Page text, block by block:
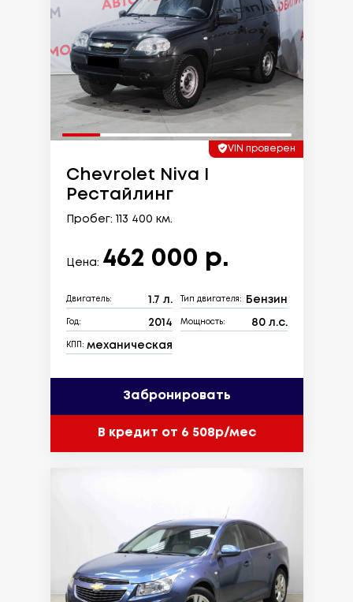
VIN проверен
Chevrolet Niva I
Рестайлинг
Пробег: 113 400 км.
Цена: 462 000 р.
Двигатель: 1.7 л. Тип двигателя: Бензин
Год: 2014 Мощность: 80 л.с.
КПП: механическая
Забронировать
В кредит от 6 508р/мес